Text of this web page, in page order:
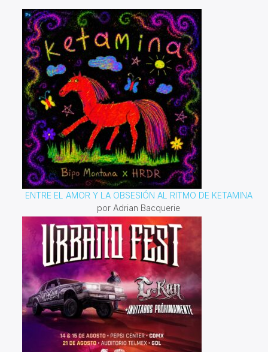
ENTRE EL AMOR Y LA OBSESIÓN AL RITMO DE KETAMINA
por Adrian Bacquerie